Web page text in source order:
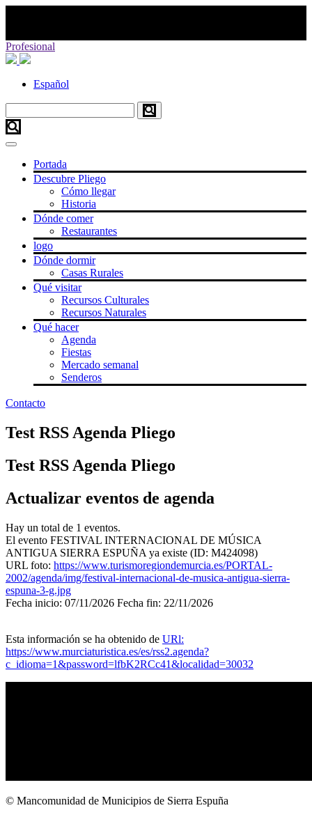
Profesional
Español
Portada
Descubre Pliego
Cómo llegar
Historia
Dónde comer
Restaurantes
logo
Dónde dormir
Casas Rurales
Qué visitar
Recursos Culturales
Recursos Naturales
Qué hacer
Agenda
Fiestas
Mercado semanal
Senderos
Contacto
Test RSS Agenda Pliego
Test RSS Agenda Pliego
Actualizar eventos de agenda
Hay un total de 1 eventos.
El evento FESTIVAL INTERNACIONAL DE MÚSICA
ANTIGUA SIERRA ESPUÑA ya existe (ID: M424098)
URL foto: https://www.turismoregiondemurcia.es/PORTAL-
2002/agenda/img/festival-internacional-de-musica-antigua-sierra-
espuna-3-g.jpg
Fecha inicio: 07/11/2026 Fecha fin: 22/11/2026
Esta información se ha obtenido de URl:
https://www.murciaturistica.es/es/rss2.agenda?
c_idioma=1&password=lfbK2RCc41&localidad=30032
© Mancomunidad de Municipios de Sierra Espuña